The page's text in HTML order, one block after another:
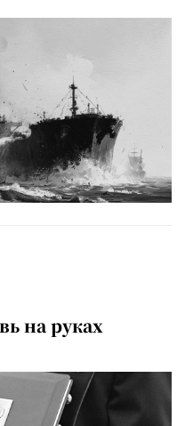
на руках